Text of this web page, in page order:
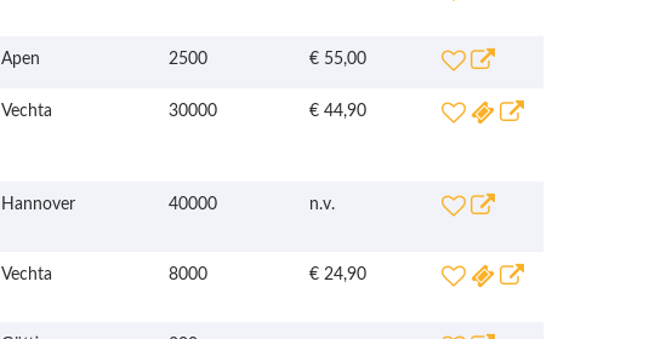
Apen 2500 € 55,00
Vechta 30000 € 44,90
Hannover 40000 n.v.
Vechta 8000 € 24,90